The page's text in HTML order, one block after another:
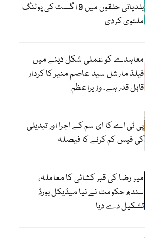
بلدیاتی حلقوں میں 9 اگست کی پولنگ
ملتوی کردی
معاہدے کو عملی شکل دینے میں
فیلڈ مارشل سید عاصم منیر کا کردار
قابل قدر ہے، وزیراعظم
پی ٹی اے کا ای سم کے اجرا اور تبدیلی
کی فیس کم کرنے کا فیصلہ
میر رضا کی قبر کشائی کا معاملہ،
سندھ حکومت نے نیا میڈیکل بورڈ
تشکیل دے دیا